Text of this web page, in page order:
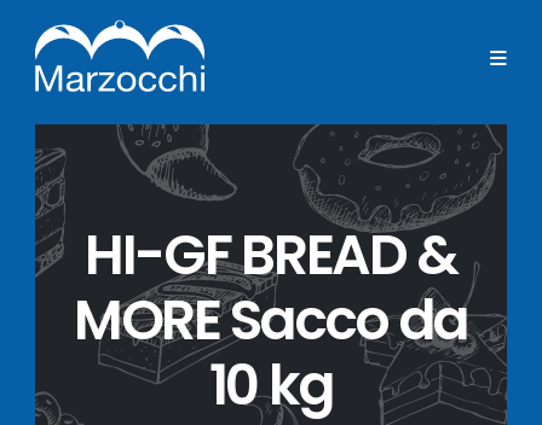
HI-GF BREAD &
MORE Sacco da
10 kg